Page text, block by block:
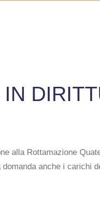
alla Rottamazione
anche i carichi